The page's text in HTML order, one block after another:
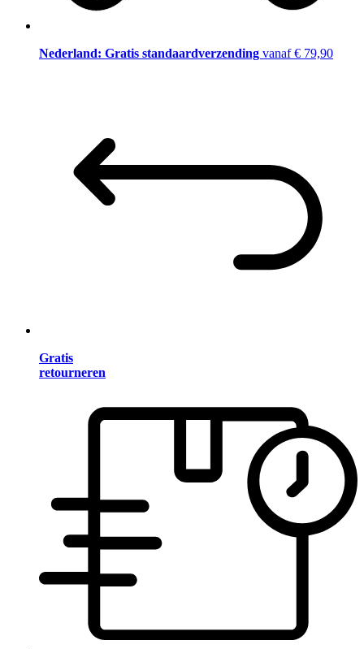
Nederland: Gratis standaardverzending vanaf € 79,90
Gratis
retourneren